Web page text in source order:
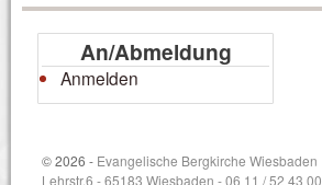
An/Abmeldung
Anmelden
© 2026 - Evangelische Bergkirche Wiesbaden
Lehrstr.6 - 65183 Wiesbaden - 06 11 / 52 43 00